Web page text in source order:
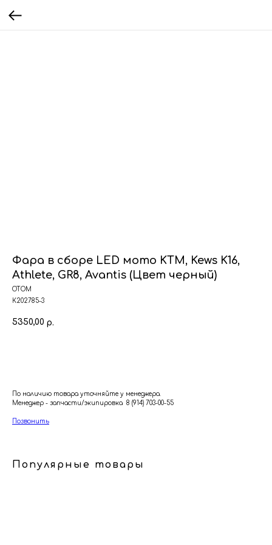
Фара в сборе LED мото KTM, Kews K16,
Athlete, GR8, Avantis (Цвет черный)
ОТОМ
К202785-3
5350,00 р.
По наличию товара уточняйте у менеджера.
Менеджер - запчасти/экипировка 8 (914) 703-00-55
Позвонить
Популярные товары